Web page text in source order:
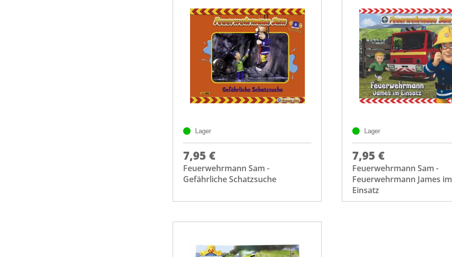
Lager
7,95 €
Feuerwehrmann Sam -
Gefährliche Schatzsuche
Lager
7,95 €
Feuerwehrmann Sam -
Feuerwehrmann James im
Einsatz